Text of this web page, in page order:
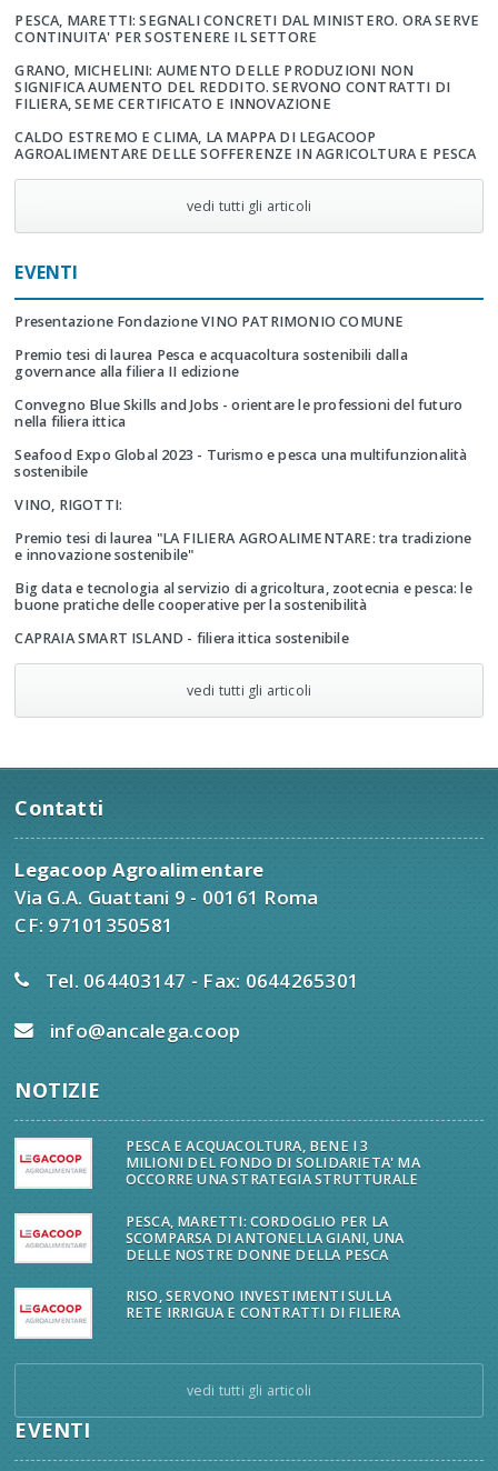
PESCA, MARETTI: SEGNALI CONCRETI DAL MINISTERO. ORA SERVE
CONTINUITA' PER SOSTENERE IL SETTORE
GRANO, MICHELINI: AUMENTO DELLE PRODUZIONI NON
SIGNIFICA AUMENTO DEL REDDITO. SERVONO CONTRATTI DI
FILIERA, SEME CERTIFICATO E INNOVAZIONE
CALDO ESTREMO E CLIMA, LA MAPPA DI LEGACOOP
AGROALIMENTARE DELLE SOFFERENZE IN AGRICOLTURA E PESCA
vedi tutti gli articoli
EVENTI
Presentazione Fondazione VINO PATRIMONIO COMUNE
Premio tesi di laurea Pesca e acquacoltura sostenibili dalla
governance alla filiera II edizione
Convegno Blue Skills and Jobs - orientare le professioni del futuro
nella filiera ittica
Seafood Expo Global 2023 - Turismo e pesca una multifunzionalità
sostenibile
VINO, RIGOTTI:
Premio tesi di laurea "LA FILIERA AGROALIMENTARE: tra tradizione
e innovazione sostenibile"
Big data e tecnologia al servizio di agricoltura, zootecnia e pesca: le
buone pratiche delle cooperative per la sostenibilità
CAPRAIA SMART ISLAND - filiera ittica sostenibile
vedi tutti gli articoli
Contatti
Legacoop Agroalimentare
Via G.A. Guattani 9 - 00161 Roma
CF: 97101350581
Tel. 064403147 - Fax: 0644265301
info@ancalega.coop
NOTIZIE
PESCA E ACQUACOLTURA, BENE I 3
MILIONI DEL FONDO DI SOLIDARIETA' MA
OCCORRE UNA STRATEGIA STRUTTURALE
PESCA, MARETTI: CORDOGLIO PER LA
SCOMPARSA DI ANTONELLA GIANI, UNA
DELLE NOSTRE DONNE DELLA PESCA
RISO, SERVONO INVESTIMENTI SULLA
RETE IRRIGUA E CONTRATTI DI FILIERA
vedi tutti gli articoli
EVENTI